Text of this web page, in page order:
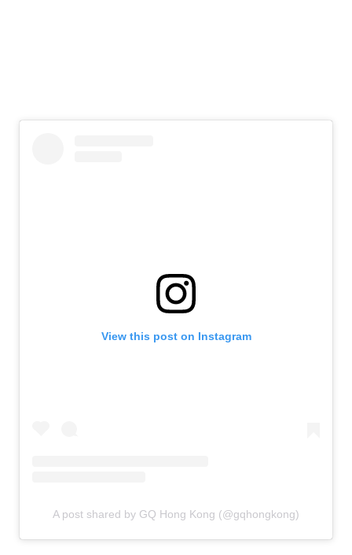
View this post on Instagram
A post shared by GQ Hong Kong (@gqhongkong)